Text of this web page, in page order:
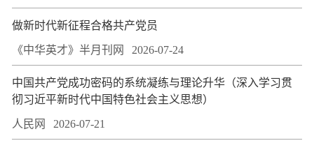
做新时代新征程合格共产党员
《中华英才》半月刊网 2026-07-24
中国共产党成功密码的系统凝练与理论升华（深入学习贯
彻习近平新时代中国特色社会主义思想）
人民网 2026-07-21